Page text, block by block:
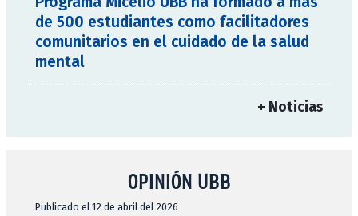
de 500 estudiantes como facilitadores
comunitarios en el cuidado de la salud
mental
+ Noticias
OPINIÓN UBB
Publicado el 12 de abril del 2026